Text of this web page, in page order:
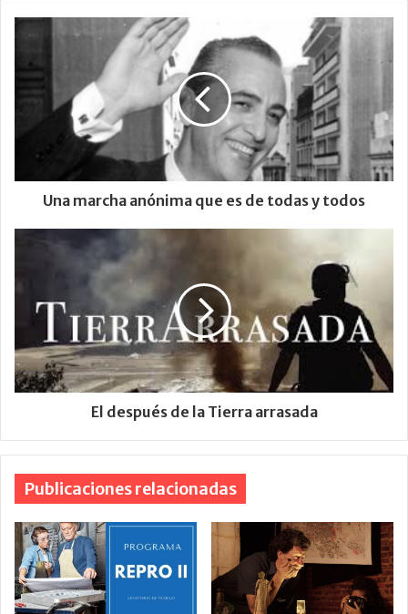
Una marcha anónima que es de todas y todos
El después de la Tierra arrasada
Publicaciones relacionadas